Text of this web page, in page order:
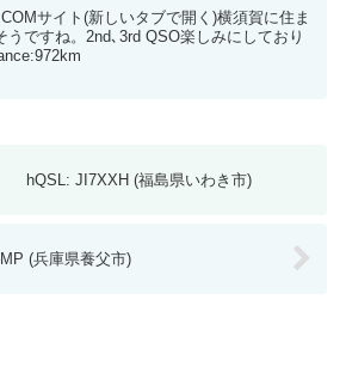
サイト(新しいタブで開く)横須賀に住ま
うですね。2nd､3rd QSO楽しみにしており
hQSL: JI7XXH (福島県いわき市)
(兵庫県養父市)